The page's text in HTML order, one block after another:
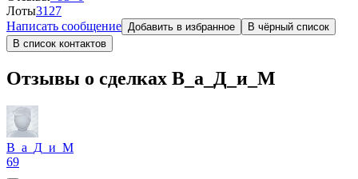
Лоты3127
Написать сообщение Добавить в избранное
В чёрный список
В список контактов
Отзывы о сделках В_а_Д_и_М
В_а_Д_и_М
69